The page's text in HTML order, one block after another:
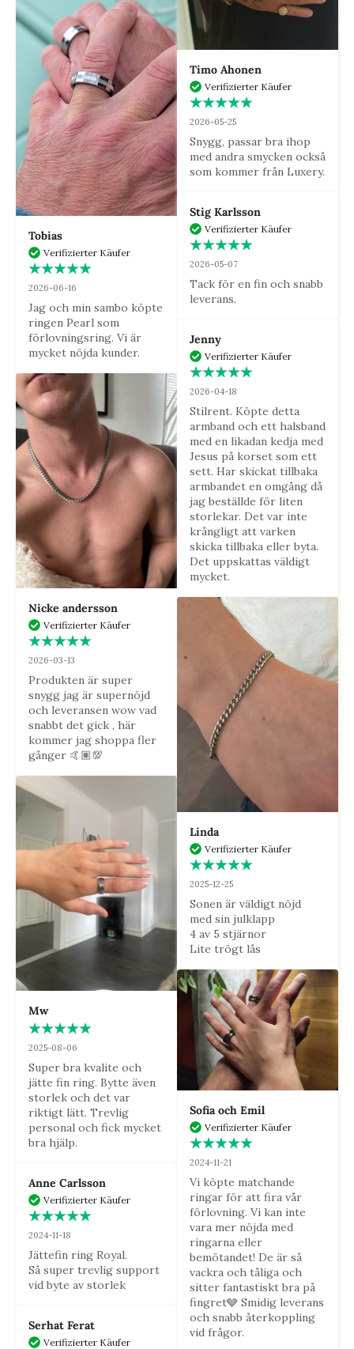
Tobias
Verifizierter Käufer
2026-06-16
Jag och min sambo köpte
ringen Pearl som
förlovningsring. Vi är
mycket nöjda kunder.
Nicke andersson
Verifizierter Käufer
2026-03-13
Produkten är super
snygg jag är supernöjd
och leveransen wow vad
snabbt det gick , här
kommer jag shoppa fler
gånger 🤙🏽💯
Mw
2025-08-06
Super bra kvalite och
jätte fin ring. Bytte även
storlek och det var
riktigt lätt. Trevlig
personal och fick mycket
bra hjälp.
Anne Carlsson
Verifizierter Käufer
2024-11-18
Jättefin ring Royal.
Så super trevlig support
vid byte av storlek
Serhat Ferat
Verifizierter Käufer
Timo Ahonen
Verifizierter Käufer
2026-05-25
Snygg, passar bra ihop
med andra smycken också
som kommer från Luxery.
Stig Karlsson
Verifizierter Käufer
2026-05-07
Tack för en fin och snabb
leverans.
Jenny
Verifizierter Käufer
2026-04-18
Stilrent. Köpte detta
armband och ett halsband
med en likadan kedja med
Jesus på korset som ett
sett. Har skickat tillbaka
armbandet en omgång då
jag beställde för liten
storlekar. Det var inte
krångligt att varken
skicka tillbaka eller byta.
Det uppskattas väldigt
mycket.
Linda
Verifizierter Käufer
2025-12-25
Sonen är väldigt nöjd
med sin julklapp
4 av 5 stjärnor
Lite trögt lås
Sofia och Emil
Verifizierter Käufer
2024-11-21
Vi köpte matchande
ringar för att fira vår
förlovning. Vi kan inte
vara mer nöjda med
ringarna eller
bemötandet! De är så
vackra och tåliga och
sitter fantastiskt bra på
fingret🩶 Smidig leverans
och snabb återkoppling
vid frågor.